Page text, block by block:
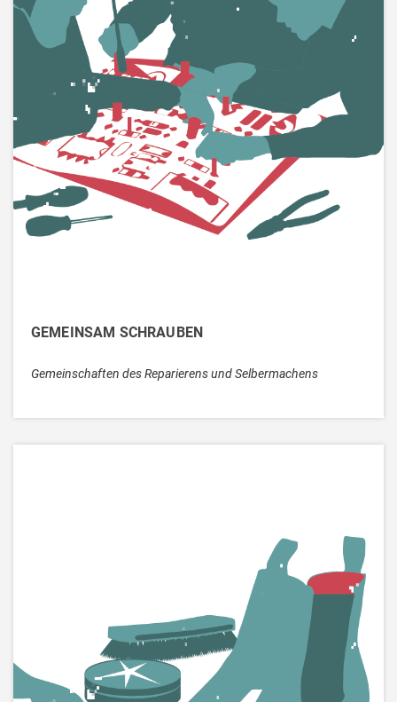
GEMEINSAM SCHRAUBEN
Gemeinschaften des Reparierens und Selbermachens